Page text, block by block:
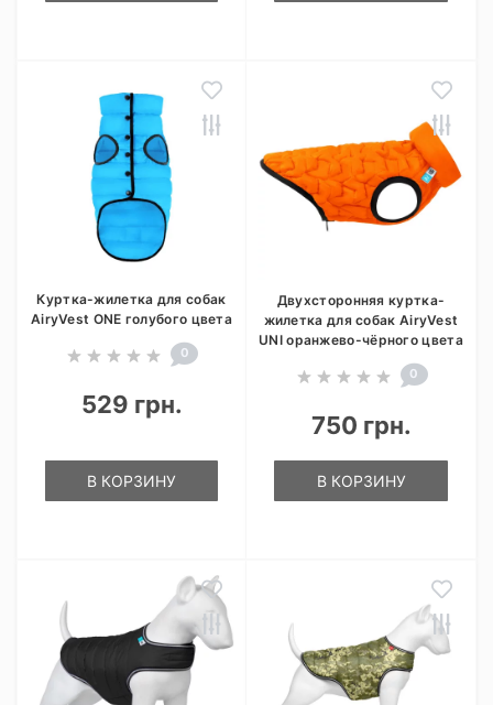
Куртка-жилетка для собак
AiryVest ONE голубого цвета
0
529 грн.
В КОРЗИНУ
Двухсторонняя куртка-
жилетка для собак AiryVest
UNI оранжево-чёрного цвета
0
750 грн.
В КОРЗИНУ